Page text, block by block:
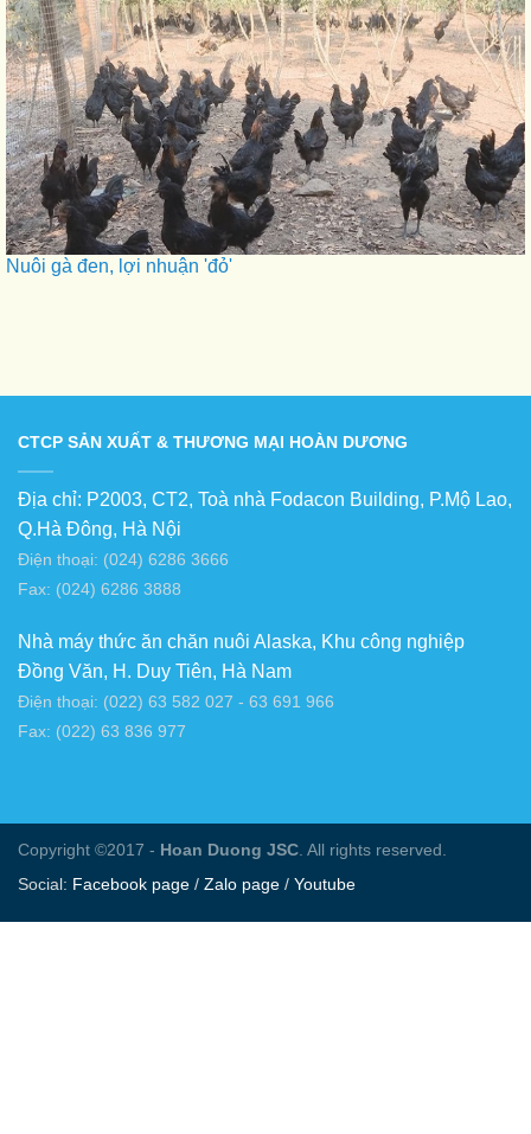
Nuôi gà đen, lợi nhuận 'đỏ'
CTCP SẢN XUẤT & THƯƠNG MẠI HOÀN DƯƠNG
Địa chỉ: P2003, CT2, Toà nhà Fodacon Building, P.Mộ Lao,
Q.Hà Đông, Hà Nội
Điện thoại: (024) 6286 3666
Fax: (024) 6286 3888
Nhà máy thức ăn chăn nuôi Alaska, Khu công nghiệp
Đồng Văn, H. Duy Tiên, Hà Nam
Điện thoại: (022) 63 582 027 - 63 691 966
Fax: (022) 63 836 977
Copyright ©2017 - Hoan Duong JSC. All rights reserved.
Social: Facebook page / Zalo page / Youtube